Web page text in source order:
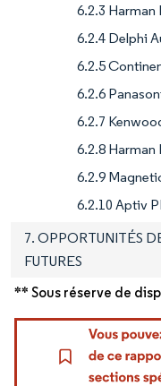
6.2.3 Harman
6.2.4 Delphi
6.2.5
6.2.6
6.2.7
6.2.8 Harman
6.2.9
6.2.10 Aptiv
7. OPPORTUNITÉS
FUTURES
** Sous réserve de